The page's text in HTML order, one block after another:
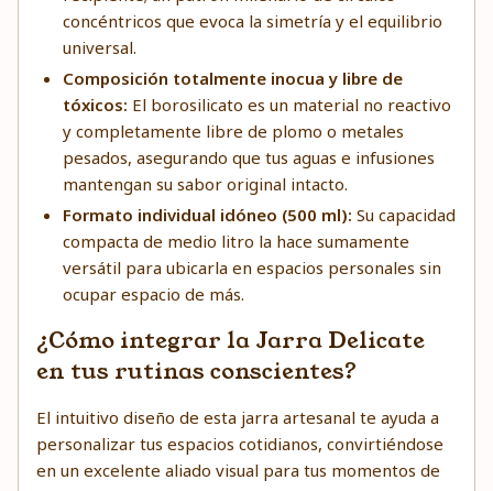
concéntricos que evoca la simetría y el equilibrio
universal.
Composición totalmente inocua y libre de
tóxicos: El borosilicato es un material no reactivo
y completamente libre de plomo o metales
pesados, asegurando que tus aguas e infusiones
mantengan su sabor original intacto.
Formato individual idóneo (500 ml): Su capacidad
compacta de medio litro la hace sumamente
versátil para ubicarla en espacios personales sin
ocupar espacio de más.
¿Cómo integrar la Jarra Delicate
en tus rutinas conscientes?
El intuitivo diseño de esta jarra artesanal te ayuda a
personalizar tus espacios cotidianos, convirtiéndose
en un excelente aliado visual para tus momentos de